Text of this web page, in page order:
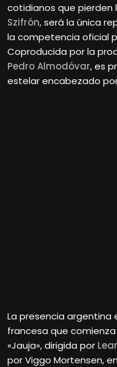
cotidianos que pierden
Szifrón, será la única
la competencia oficial
Coproducida por la
Pedro Almodóvar, es
estelar encabezado
La presencia argentina
francesa que
«Jauja», dirigida por
por Viggo Mortensen,